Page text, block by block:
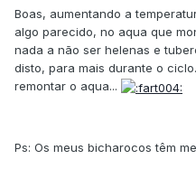
Boas, aumentando a
algo parecido, no aqua que
nada a não ser helenas e
disto, para mais durante o
remontar o aqua...
Ps: Os meus bicharocos têm